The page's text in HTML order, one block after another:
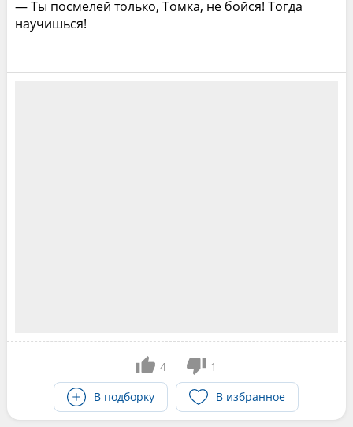
— Ты посмелей только, Томка, не бойся! Тогда
научишься!
4
1
В подборку
В избранное